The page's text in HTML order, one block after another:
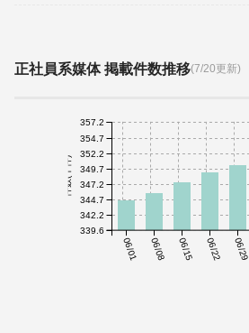
正社員系媒体 掲載件数推移(7/20更新)
06/01 06/08 06/15 06/22 06/29
件数(千件)
339.6
342.2
344.7
347.2
349.7
352.2
354.7
357.2